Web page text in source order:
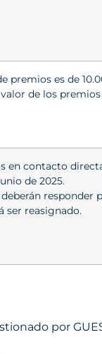
premios es de
de los
en contacto
de 2025.
responder
ser reasignado.
por